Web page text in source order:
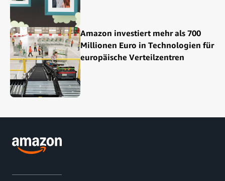
Amazon investiert mehr als 700
Millionen Euro in Technologien für
europäische Verteilzentren